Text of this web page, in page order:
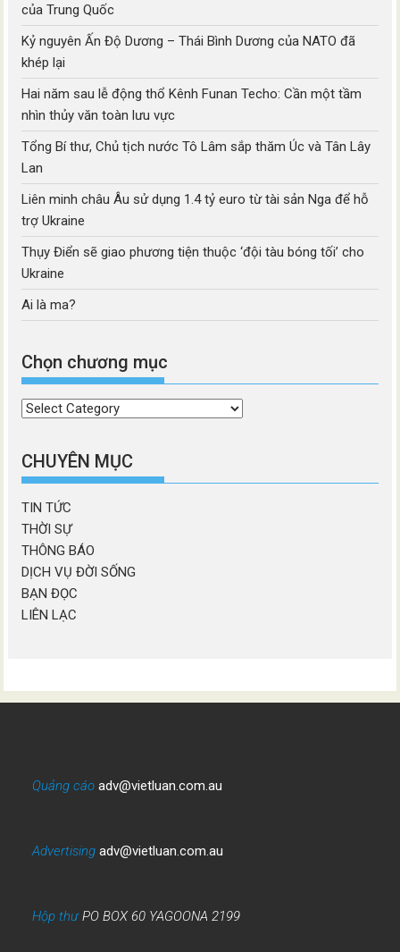
của Trung Quốc
Kỷ nguyên Ấn Độ Dương – Thái Bình Dương của NATO đã
khép lại
Hai năm sau lễ động thổ Kênh Funan Techo: Cần một tầm
nhìn thủy văn toàn lưu vực
Tổng Bí thư, Chủ tịch nước Tô Lâm sắp thăm Úc và Tân Lây
Lan
Liên minh châu Âu sử dụng 1.4 tỷ euro từ tài sản Nga để hỗ
trợ Ukraine
Thụy Điển sẽ giao phương tiện thuộc ‘đội tàu bóng tối’ cho
Ukraine
Ai là ma?
Chọn chương mục
Chọn
mục
CHUYÊN MỤC
TIN TỨC
THỜI SỰ
THÔNG BÁO
DỊCH VỤ ĐỜI SỐNG
BẠN ĐỌC
LIÊN LẠC
Quảng cáo adv@vietluan.com.au
Advertising adv@vietluan.com.au
Hộp thưPO BOX 60 YAGOONA 2199